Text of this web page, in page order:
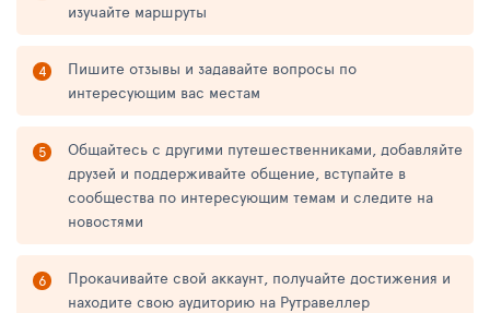
изучайте маршруты
Пишите отзывы и задавайте вопросы по
интересующим вас местам
Общайтесь с другими путешественниками, добавляйте
друзей и поддерживайте общение, вступайте в
сообщества по интересующим темам и следите на
новостями
Прокачивайте свой аккаунт, получайте достижения и
находите свою аудиторию на Рутравеллер